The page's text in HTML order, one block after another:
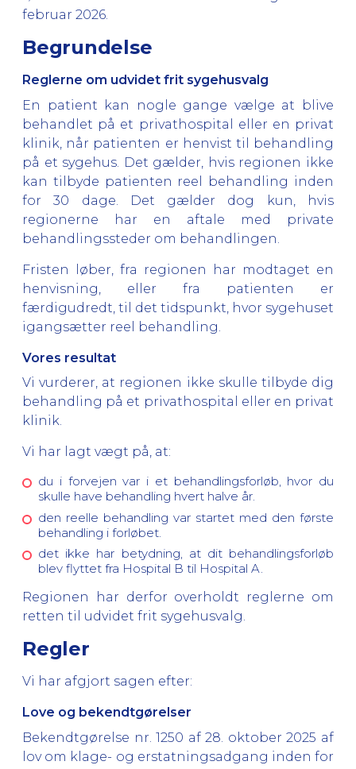
februar 2026.
Begrundelse
Reglerne om udvidet frit sygehusvalg
En patient kan nogle gange vælge at blive
behandlet på et privathospital eller en privat
klinik, når patienten er henvist til behandling
på et sygehus. Det gælder, hvis regionen ikke
kan tilbyde patienten reel behandling inden
for 30 dage. Det gælder dog kun, hvis
regionerne har en aftale med private
behandlingssteder om behandlingen.
Fristen løber, fra regionen har modtaget en
henvisning, eller fra patienten er
færdigudredt, til det tidspunkt, hvor sygehuset
igangsætter reel behandling.
Vores resultat
Vi vurderer, at regionen ikke skulle tilbyde dig
behandling på et privathospital eller en privat
klinik.
Vi har lagt vægt på, at:
du i forvejen var i et behandlingsforløb, hvor du
skulle have behandling hvert halve år.
den reelle behandling var startet med den første
behandling i forløbet.
det ikke har betydning, at dit behandlingsforløb
blev flyttet fra Hospital B til Hospital A.
Regionen har derfor overholdt reglerne om
retten til udvidet frit sygehusvalg.
Regler
Vi har afgjort sagen efter:
Love og bekendtgørelser
Bekendtgørelse nr. 1250 af 28. oktober 2025 af
lov om klage- og erstatningsadgang inden for